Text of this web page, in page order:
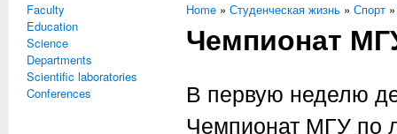
Faculty
Education
Science
Departments
Scientific laboratories
Conferences
You are here
Home » Студенческая жизнь » Спорт
Чемпионат
В первую неделю
Чемпионат МГУ по